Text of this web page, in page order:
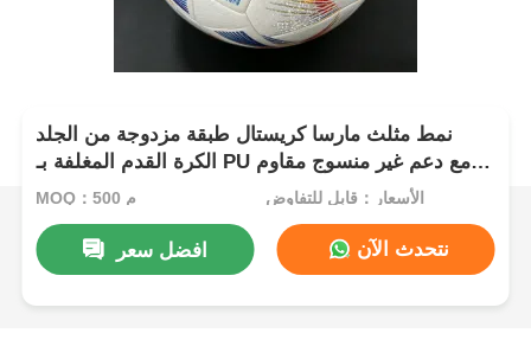
نمط مثلث مارسا كريستال طبقة مزدوجة من الجلد
الكرة القدم المغلفة بـ PU مع دعم غير منسوج مقاوم
للماء ونمط قابل للتخصيص
MOQ：500 م الأسعار：قابل للتفاوض
افضل سعر نتحدث الآن